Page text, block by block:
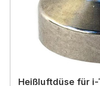
Heißluftdüse für i-